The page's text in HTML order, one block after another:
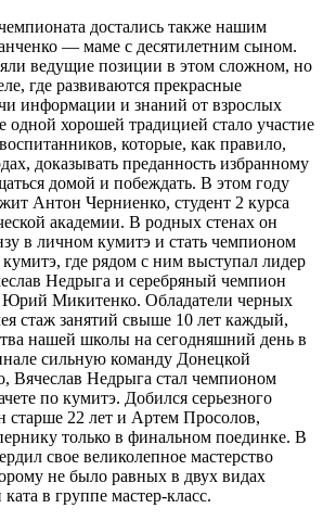
достались также нашим
— маме с десятилетним сыном.
ведущие позиции в этом сложном, но
где развиваются прекрасные
информации и знаний от взрослых
одной хорошей традицией стало участие
которые, как правило,
доказывать преданность избранному
домой и побеждать. В этом году
Антон Черниенко, студент 2 курса
академии. В родных стенах он
в личном кумитэ и стать чемпионом
где рядом с ним выступал лидер
Недрыга и серебряный чемпион
Юрий Микитенко. Обладатели черных
стаж занятий свыше 10 лет каждый,
нашей школы на сегодняшний день в
сильную команду Донецкой
Вячеслав Недрыга стал чемпионом
по кумитэ. Добился серьезного
старше 22 лет и Артем Просолов,
только в финальном поединке. В
свое великолепное мастерство
не было равных в двух видах
в группе мастер-класс.